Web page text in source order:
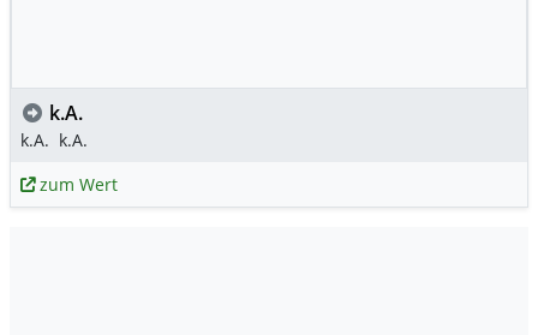
k.A.
k.A. k.A.
zum Wert